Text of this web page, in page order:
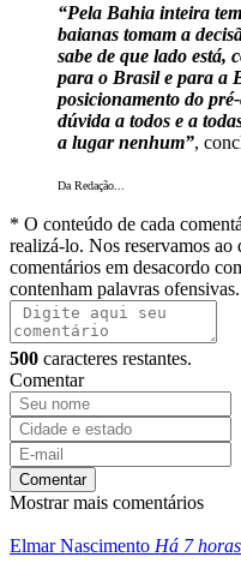
“Pela Bahia inteira
baianas tomam a
sabe de que lado está,
para o Brasil e para a
posicionamento do
dúvida a todos e a
a lugar nenhum”,
Da Redação...
* O conteúdo de cada
realizá-lo. Nos reservamos
comentários em desacordo
contenham palavras ofensivas.
500 caracteres restantes.
Comentar
Comentar
Mostrar mais comentários
Elmar Nascimento Há 7 horas